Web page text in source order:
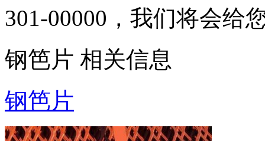
301-00000，我们将会给
钢笆片 相关信息
钢笆片